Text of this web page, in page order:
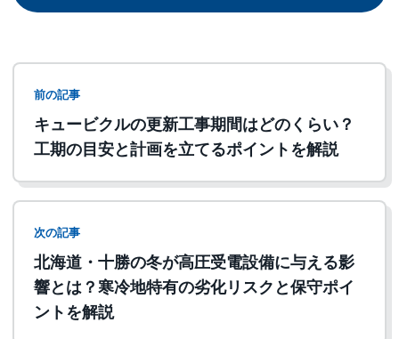
前の記事
キュービクルの更新工事期間はどのくらい？
工期の目安と計画を立てるポイントを解説
次の記事
北海道・十勝の冬が高圧受電設備に与える影
響とは？寒冷地特有の劣化リスクと保守ポイ
ントを解説